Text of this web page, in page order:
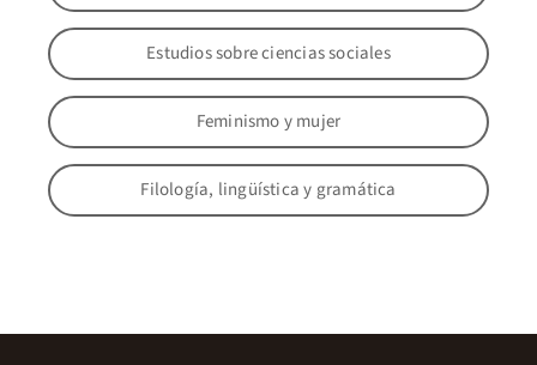
Estudios sobre ciencias sociales
Feminismo y mujer
Filología, lingüística y gramática